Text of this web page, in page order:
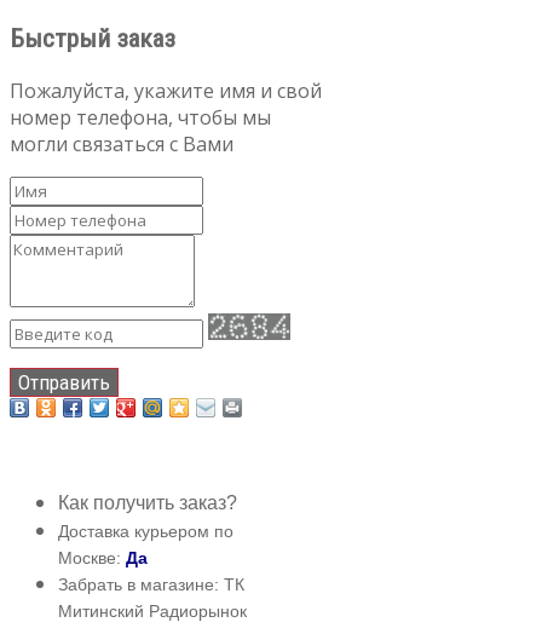
Быстрый заказ
Пожалуйста, укажите имя и свой
номер телефона, чтобы мы
могли связаться с Вами
Отправить
Как получить заказ?
Доставка курьером по
Москве: Да
Забрать в магазине: ТК
Митинский Радиорынок